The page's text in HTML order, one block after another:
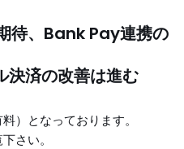
待、Bank Pay連携の
済の改善は進む
）となっております。
さい。